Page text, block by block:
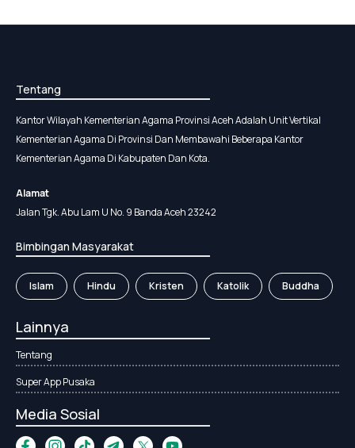
Tentang
Kantor Wilayah Kementerian Agama Provinsi Aceh Adalah Unit Vertikal
Kementerian Agama Di Provinsi Dan Membawahi Beberapa Kantor
Kementerian Agama Di Kabupaten Dan Kota.
Alamat
Jalan Tgk. Abu Lam U No. 9 Banda Aceh 23242
Bimbingan Masyarakat
Islam Hindu Kristen Katolik Buddha
Lainnya
Tentang
Super App Pusaka
Media Sosial